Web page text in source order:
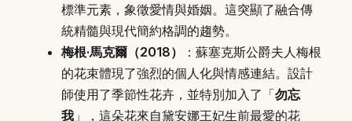
標準元素，象徵愛情與婚姻。這突顯了融合傳
統精髓與現代簡約格調的趨勢。
梅根·馬克爾（2018）
：蘇塞克斯公爵夫人梅根
的花束體現了強烈的個人化與情感連結。設計
師使用了季節性花卉，並特別加入了「勿忘
我 」，這朵花來自黛安娜王妃生前最愛的花